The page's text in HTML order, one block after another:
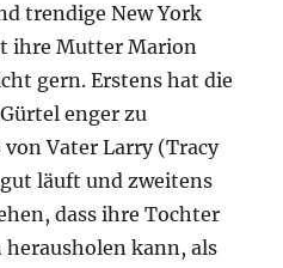
trendige New York
ihre Mutter Marion
gern. Erstens hat die
enger zu
Vater Larry (Tracy
läuft und zweitens
dass ihre Tochter
kann, als